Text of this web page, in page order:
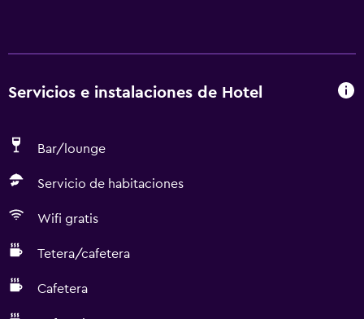
Servicios e instalaciones de Hotel
Bar/lounge
Servicio de habitaciones
Wifi gratis
Tetera/cafetera
Cafetera